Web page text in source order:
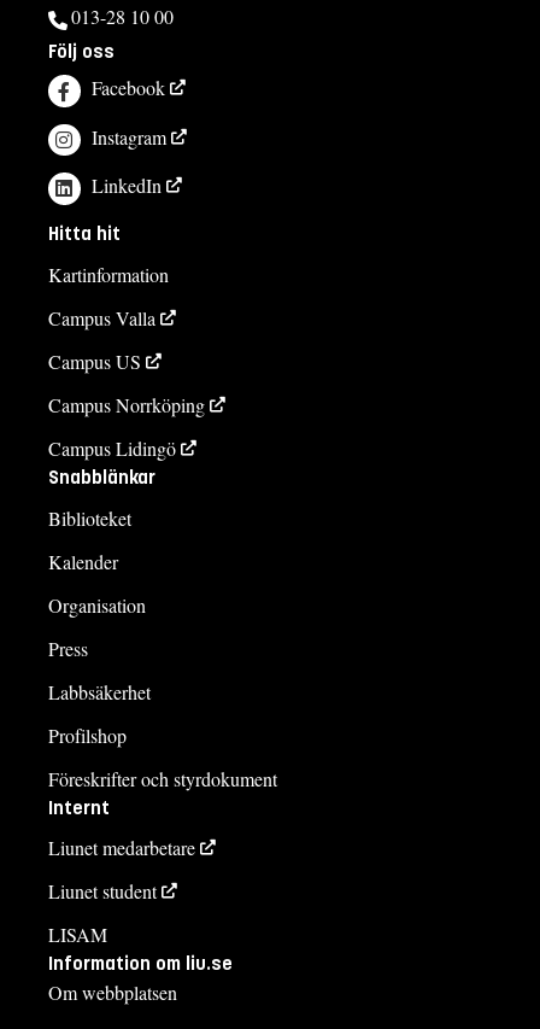
013-28 10 00
Följ oss
Facebook
Instagram
LinkedIn
Hitta hit
Kartinformation
Campus Valla
Campus US
Campus Norrköping
Campus Lidingö
Snabblänkar
Biblioteket
Kalender
Organisation
Press
Labbsäkerhet
Profilshop
Föreskrifter och styrdokument
Internt
Liunet medarbetare
Liunet student
LISAM
Information om liu.se
Om webbplatsen